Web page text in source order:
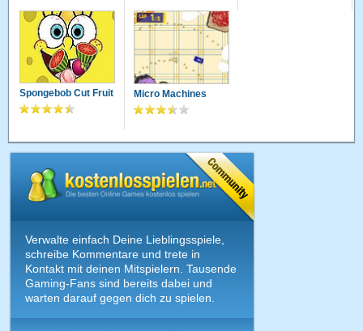
Spongebob Cut Fruit Micro Machines
Verwalte einfach Deine Lieblingsspiele,
schreibe Kommentare und trete in
Kontakt mit deinen Mitspielern. Tausende
Gaming-Fans sind bereits dabei und
warten darauf gegen dich zu spielen.